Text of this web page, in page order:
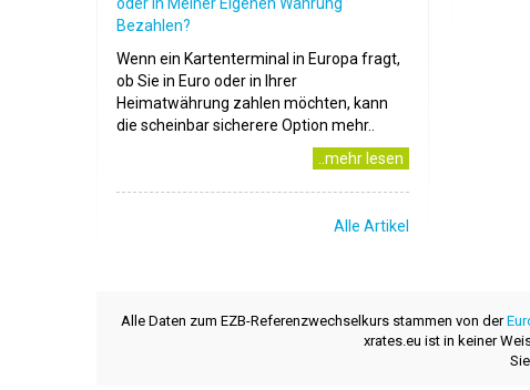
oder in Meiner Eigenen Währung
Bezahlen?
Wenn ein Kartenterminal in Europa fragt,
ob Sie in Euro oder in Ihrer
Heimatwährung zahlen möchten, kann
die scheinbar sicherere Option mehr..
..mehr lesen
Alle Artikel
Alle Daten zum EZB-Referenzwechselkurs stammen von der
xrates.eu ist in keiner